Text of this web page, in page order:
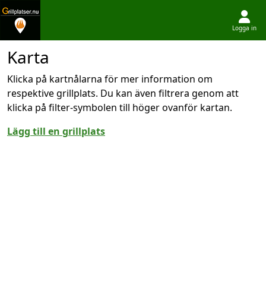
Logga in
Karta
Klicka på kartnålarna för mer information om
respektive grillplats. Du kan även filtrera genom att
klicka på filter-symbolen till höger ovanför kartan.
Lägg till en grillplats